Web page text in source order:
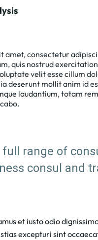
amet, consectetur
quis nostrud
velit esse cillum
deserunt mollit anim id
laudantium, totam
full range of
consul and
et iusto odio
excepturi sint